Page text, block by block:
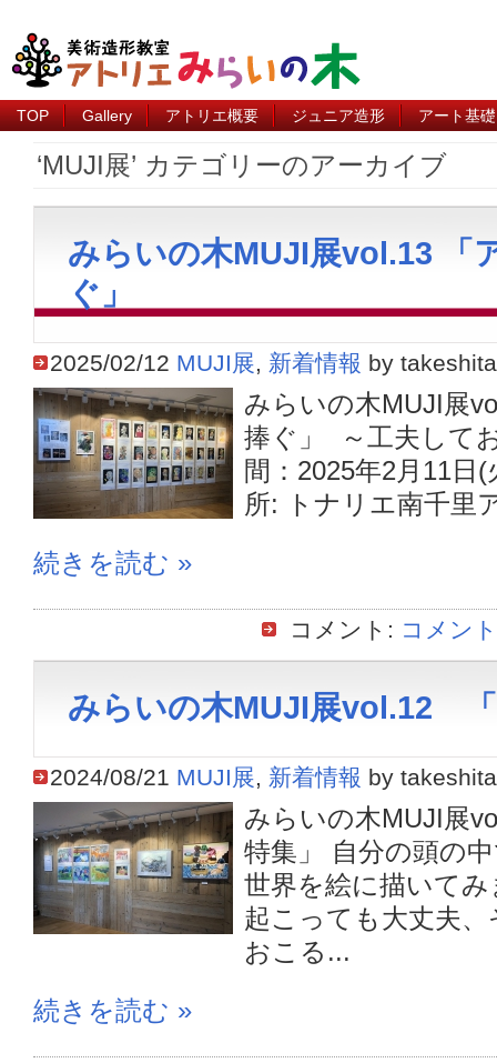
TOP Gallery アトリエ概要 ジュニア造形 アート基礎
‘MUJI展’ カテゴリーのアーカイブ
みらいの木MUJI展vol.13 「
ぐ」
2025/02/12 MUJI展, 新着情報 by takeshita
みらいの木MUJI展
捧ぐ」 ～工夫して
間：2025年2月11日
所: トナリエ南千里
続きを読む »
コメント: コメン
みらいの木MUJI展vol.12
2024/08/21 MUJI展, 新着情報 by takeshita
みらいの木MUJI展
特集」 自分の頭の
世界を絵に描いて
起こっても大丈夫
おこる...
続きを読む »